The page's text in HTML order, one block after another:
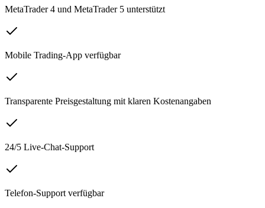
MetaTrader 4 und MetaTrader 5 unterstützt
Mobile Trading-App verfügbar
Transparente Preisgestaltung mit klaren Kostenangaben
24/5 Live-Chat-Support
Telefon-Support verfügbar